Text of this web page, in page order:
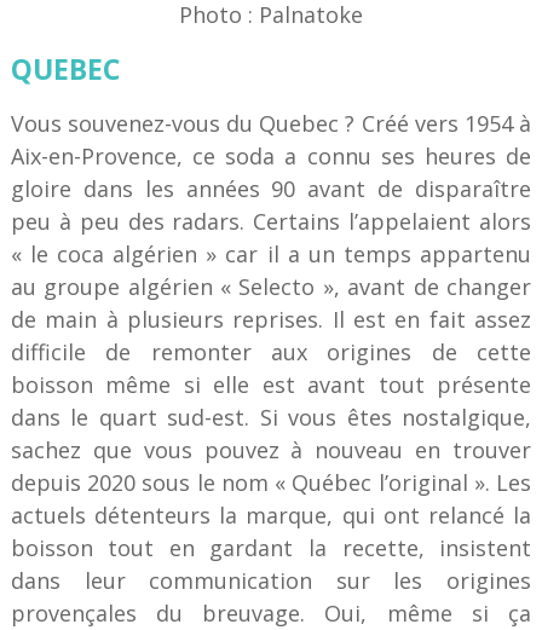
Photo : Palnatoke
QUEBEC
Vous souvenez-vous du Quebec ? Créé vers 1954 à
Aix-en-Provence, ce soda a connu ses heures de
gloire dans les années 90 avant de disparaître
peu à peu des radars. Certains l’appelaient alors
« le coca algérien » car il a un temps appartenu
au groupe algérien « Selecto », avant de changer
de main à plusieurs reprises. Il est en fait assez
difficile de remonter aux origines de cette
boisson même si elle est avant tout présente
dans le quart sud-est. Si vous êtes nostalgique,
sachez que vous pouvez à nouveau en trouver
depuis 2020 sous le nom « Québec l’original ». Les
actuels détenteurs la marque, qui ont relancé la
boisson tout en gardant la recette, insistent
dans leur communication sur les origines
provençales du breuvage. Oui, même si ça